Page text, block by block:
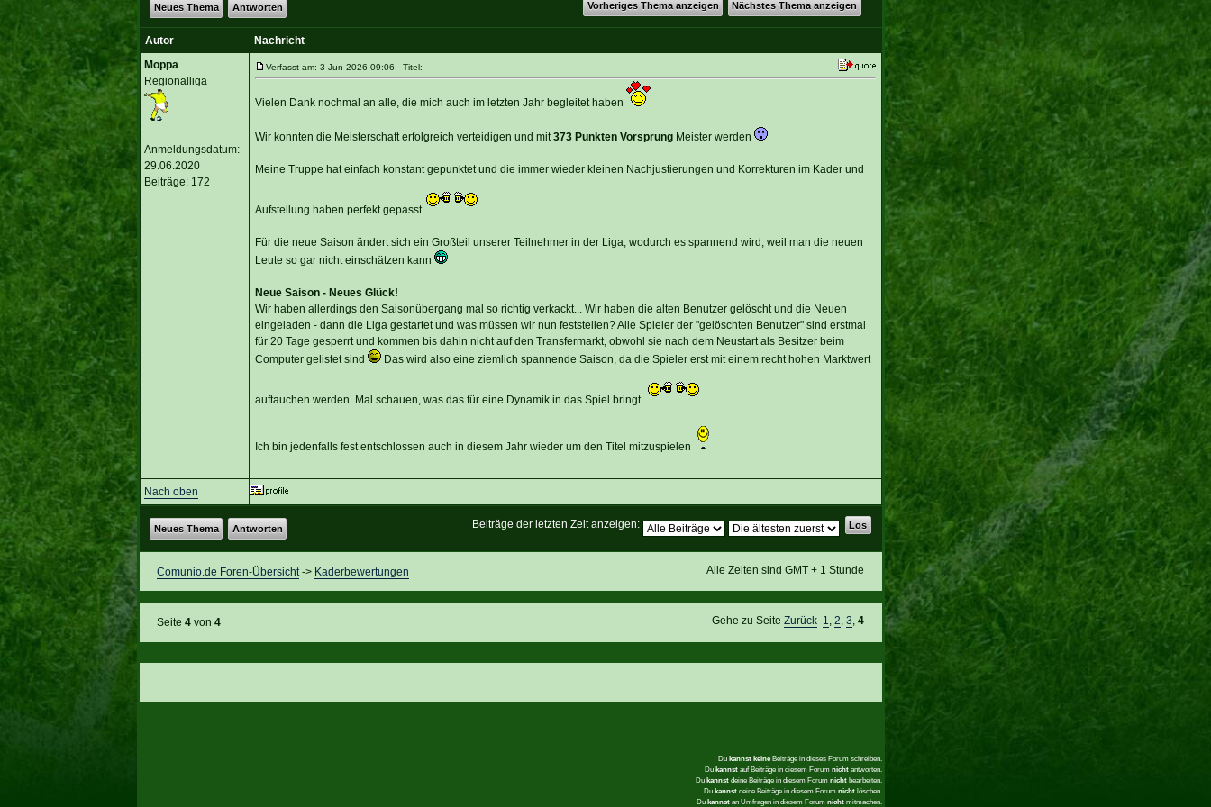
Vorheriges Thema anzeigen Nächstes Thema anzeigen
Neues Thema Antworten
Autor
Nachricht
Moppa
Regionalliga
Anmeldungsdatum:
29.06.2020
Beiträge: 172
Verfasst am: 3 Jun 2026 09:06 Titel:
Vielen Dank nochmal an alle, die mich auch im letzten Jahr begleitet haben
Wir konnten die Meisterschaft erfolgreich verteidigen und mit373 Punkten VorsprungMeister werden
Meine Truppe hat einfach konstant gepunktet und die immer wieder kleinen Nachjustierungen und Korrekturen im Kader und
Aufstellung haben perfekt gepasst
Für die neue Saison ändert sich ein Großteil unserer Teilnehmer in der Liga, wodurch es spannend wird, weil man die neuen
Leute so gar nicht einschätzen kann
Neue Saison - Neues Glück!
Wir haben allerdings den Saisonübergang mal so richtig verkackt... Wir haben die alten Benutzer gelöscht und die Neuen
eingeladen - dann die Liga gestartet und was müssen wir nun feststellen? Alle Spieler der "gelöschten Benutzer" sind erstmal
für 20 Tage gesperrt und kommen bis dahin nicht auf den Transfermarkt, obwohl sie nach dem Neustart als Besitzer beim
Computer gelistet sind
Das wird also eine ziemlich spannende Saison, da die Spieler erst mit einem recht hohen Marktwert
auftauchen werden. Mal schauen, was das für eine Dynamik in das Spiel bringt.
Ich bin jedenfalls fest entschlossen auch in diesem Jahr wieder um den Titel mitzuspielen
Nach oben
Beiträge der letzten Zeit anzeigen:
Neues Thema Antworten
Alle Zeiten sind GMT + 1 Stunde
Comunio.de Foren-Übersicht-> Kaderbewertungen
Gehe zu SeiteZurück 1,2,3,4
Seite 4von 4
Du kannst keineBeiträge in dieses Forum schreiben.
Du kannstauf Beiträge in diesem Forum nichtantworten.
Du kannstdeine Beiträge in diesem Forum nichtbearbeiten.
Du kannstdeine Beiträge in diesem Forum nichtlöschen.
Du kannstan Umfragen in diesem Forum nichtmitmachen.